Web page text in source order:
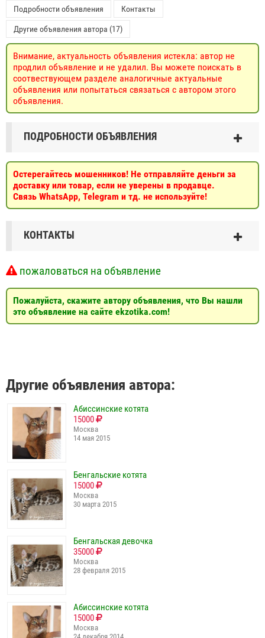
Подробности объявления Контакты
Другие объявления автора (17)
Внимание, актуальность объявления истекла: автор не
продлил объявление и не удалил. Вы можете поискать в
соотвествующем разделе аналогичные актуальные
объявления или попытаться связаться с автором этого
объявления.
ПОДРОБНОСТИ ОБЪЯВЛЕНИЯ
Остерегайтесь мошенников! Не отправляйте деньги за
доставку или товар, если не уверены в продавце.
Связь WhatsApp, Telegram и тд. не используйте!
КОНТАКТЫ
пожаловаться на объявление
Пожалуйста, скажите автору объявления, что Вы нашли
это объявление на сайте ekzotika.com!
Другие объявления автора:
Абиссинские котята
15000
Москва
14 мая 2015
Бенгальские котята
15000
Москва
30 марта 2015
Бенгальская девочка
35000
Москва
28 февраля 2015
Абиссинские котята
15000
Москва